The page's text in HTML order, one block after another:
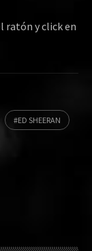
ratón y click en
ED SHEERAN